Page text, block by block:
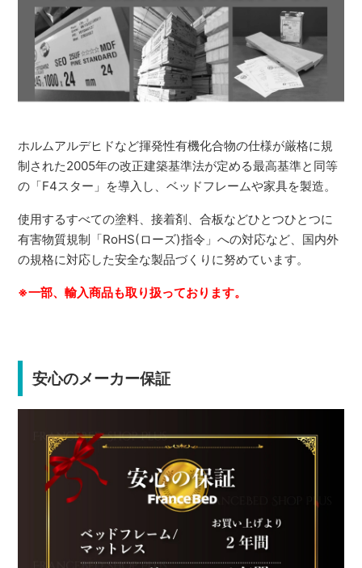
ホルムアルデヒドなど揮発性有機化合物の仕様が厳格に規
制された2005年の改正建築基準法が定める最高基準と同等
の「F4スター」を導入し、ベッドフレームや家具を製造。
使用するすべての塗料、接着剤、合板などひとつひとつに
有害物質規制「RoHS(ローズ)指令」への対応など、国内外
の規格に対応した安全な製品づくりに努めています。
※一部、輸入商品も取り扱っております。
安心のメーカー保証